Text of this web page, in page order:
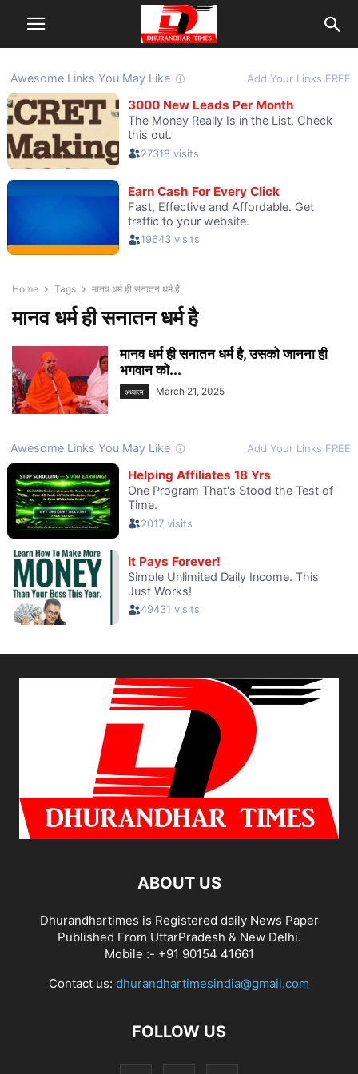
Home Tags मानव धर्म ही सनातन धर्म है
मानव धर्म ही सनातन धर्म है
मानव धर्म ही सनातन धर्म है, उसको जानना ही
भगवान को...
अध्यात्म March 21, 2025
ABOUT US
Dhurandhartimes is Registered daily News Paper
Published From UttarPradesh & New Delhi.
Mobile :- +91 90154 41661
Contact us: dhurandhartimesindia@gmail.com
FOLLOW US